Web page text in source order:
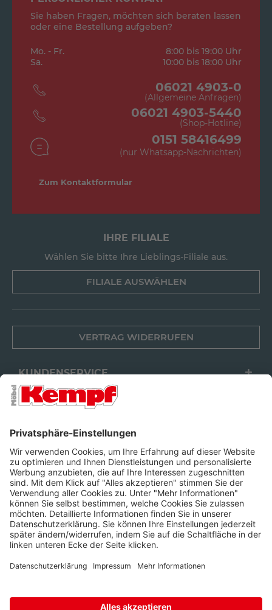
Sie haben Fragen, möchten sich beraten lassen
oder eine Bestellung aufgeben?
Mo. - Fr.
8:00 bis 19:00 Uhr
Sa.
10:00 bis 18:00 Uhr
06021 4903-0
(Allgemeine Anfragen)
06021 4903-5440
(Shop-Hotline)
0151 58416499
(nur Whatsapp-Nachrichten)
Zum Kontaktformular
IHRE FILIALE
Wählen Sie bitte Ihre Lieblings-Filiale aus.
FILIALE AUSWÄHLEN
VERTRAG WIDERRUFEN
KUNDENSERVICE
FILIALEN
FOLGEN SIE UNS
Barrierefreiheit Cookie-Einstellungen Widerrufsrecht
Nachnahmegebühren, wenn nicht anders beschrieben.